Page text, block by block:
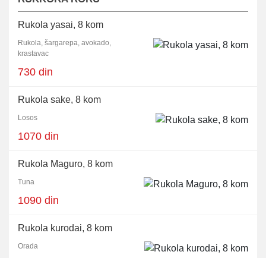
Rukola yasai, 8 kom
Rukola, šargarepa, avokado,
krastavac
730 din
Rukola sake, 8 kom
Losos
1070 din
Rukola Maguro, 8 kom
Tuna
1090 din
Rukola kurodai, 8 kom
Orada